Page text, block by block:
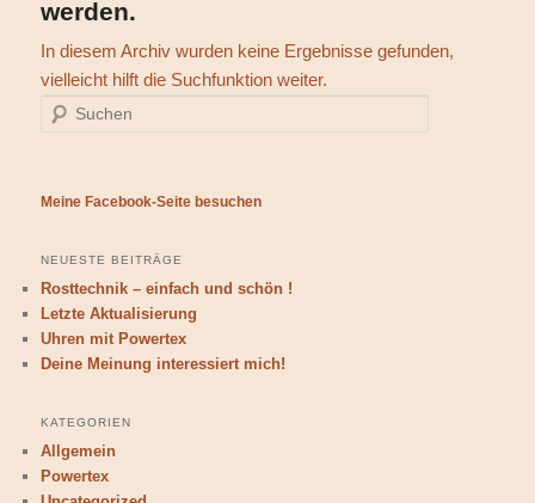
werden.
In diesem Archiv wurden keine Ergebnisse gefunden,
vielleicht hilft die Suchfunktion weiter.
Suchen
Meine Facebook-Seite besuchen
NEUESTE BEITRÄGE
Rosttechnik – einfach und schön !
Letzte Aktualisierung
Uhren mit Powertex
Deine Meinung interessiert mich!
KATEGORIEN
Allgemein
Powertex